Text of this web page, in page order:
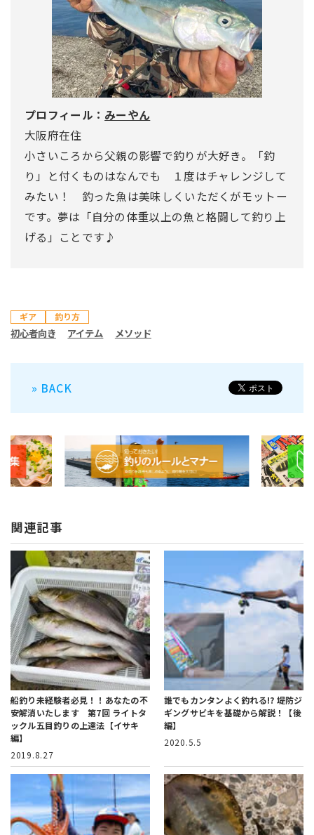
プロフィール： みーやん
大阪府在住
小さいころから父親の影響で釣りが大好き。「釣
り」と付くものはなんでも １度はチャレンジして
みたい！ 釣った魚は美味しくいただくがモットー
です。夢は「自分の体重以上の魚と格闘して釣り上
げる」ことです♪
ギア 釣り方
初心者向き アイテム メソッド
» BACK
関連記事
船釣り未経験者必見！！あなたの不
安解消いたします 第7回 ライトタ
ックル五目釣りの上達法【イサキ
編】
2019.8.27
誰でもカンタンよく釣れる!? 堤防ジ
ギングサビキを基礎から解説！【後
編】
2020.5.5